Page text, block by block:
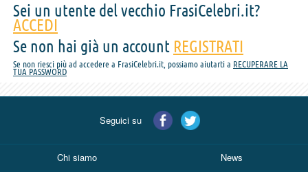
Sei un utente del vecchio FrasiCelebri.it?
ACCEDI
Se non hai già un account REGISTRATI
Se non riesci più ad accedere a FrasiCelebri.it, possiamo aiutarti a RECUPERARE LA
TUA PASSWORD
Seguici su
Chi siamo News